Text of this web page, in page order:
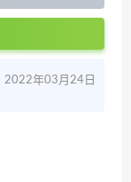
2022年03月24日